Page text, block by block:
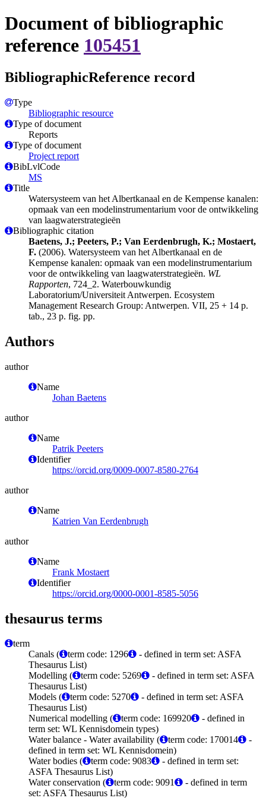
Document of bibliographic
reference 105451
BibliographicReference record
Type
Bibliographic resource
Type of document
Reports
Type of document
Project report
BibLvlCode
MS
Title
Watersysteem van het Albertkanaal en de Kempense kanalen:
opmaak van een modelinstrumentarium voor de ontwikkeling
van laagwaterstrategieën
Bibliographic citation
Baetens, J.; Peeters, P.; Van Eerdenbrugh, K.; Mostaert,
F. (2006). Watersysteem van het Albertkanaal en de
Kempense kanalen: opmaak van een modelinstrumentarium
voor de ontwikkeling van laagwaterstrategieën. WL
Rapporten, 724_2. Waterbouwkundig
Laboratorium/Universiteit Antwerpen. Ecosystem
Management Research Group: Antwerpen. VII, 25 + 14 p.
tab., 23 p. fig. pp.
Authors
author
Name
Johan Baetens
author
Name
Patrik Peeters
Identifier
https://orcid.org/0009-0007-8580-2764
author
Name
Katrien Van Eerdenbrugh
author
Name
Frank Mostaert
Identifier
https://orcid.org/0000-0001-8585-5056
thesaurus terms
term
Canals (
term code: 1296
- defined in term set: ASFA
Thesaurus List)
Modelling (
term code: 5269
- defined in term set: ASFA
Thesaurus List)
Models (
term code: 5270
- defined in term set: ASFA
Thesaurus List)
Numerical modelling (
term code: 169920
- defined in
term set: WL Kennisdomein types)
Water balance - Water availability (
term code: 170014
-
defined in term set: WL Kennisdomein)
Water bodies (
term code: 9083
- defined in term set:
ASFA Thesaurus List)
Water conservation (
term code: 9091
- defined in term
set: ASFA Thesaurus List)